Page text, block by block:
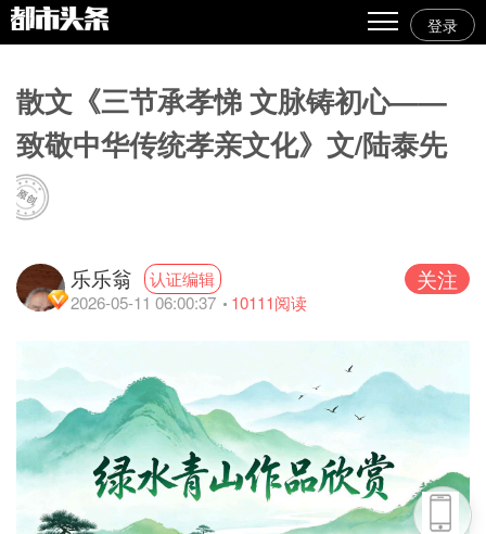
登录
原创
精华
人气
传播榜
文集
头条号
散文《三节承孝悌 文脉铸初心——
致敬中华传统孝亲文化》文/陆泰先
乐乐翁
认证编辑
2026-05-11 06:00:37
10111阅读
关注